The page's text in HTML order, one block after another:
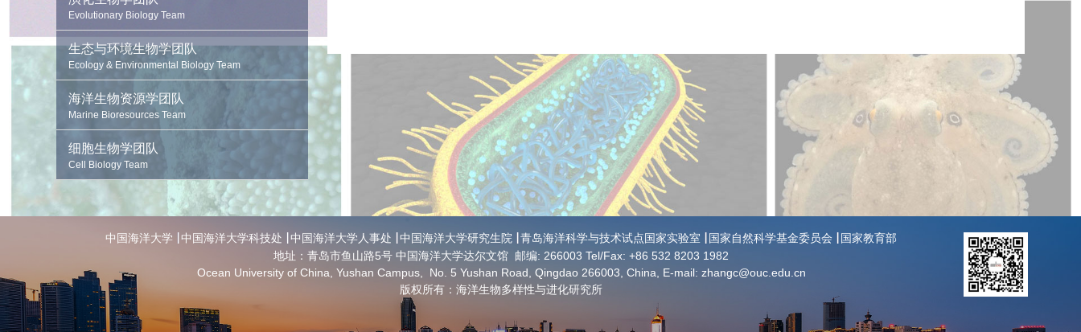
Evolutionary Biology Team
生态与环境生物学团队
Ecology & Environmental Biology Team
海洋生物资源学团队
Marine Bioresources Team
细胞生物学团队
Cell Biology Team
中国海洋大学 中国海洋大学科技处 中国海洋大学人事处 中国海洋大学研究生院 青岛海洋科学与技术试点国家实验室 国家自然科学基金委员会
国家教育部
地址：青岛市鱼山路5号 中国海洋大学达尔文馆 邮编: 266003 Tel/Fax: +86 532 8203 1982
Ocean University of China, Yushan Campus,
No. 5 Yushan Road, Qingdao 266003, China, E-mail: zhangc@ouc.edu.cn
版权所有：海洋生物多样性与进化研究所